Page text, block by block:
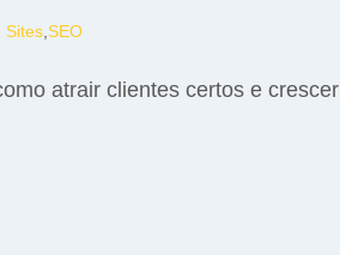
Sites,SEO
atrair clientes certos e crescer